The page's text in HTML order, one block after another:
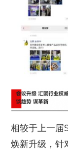
相较于上一届
焕新升级，针